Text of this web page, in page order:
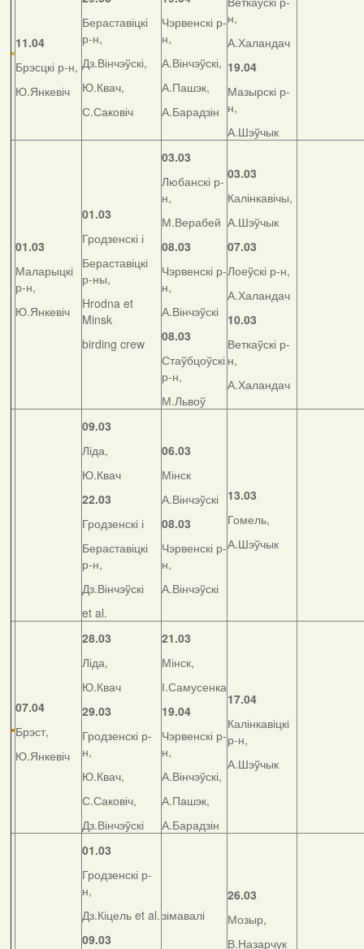
11.04
Брэсцкі р-н,
Ю.Янкевіч
Бераставіцкі
р-н,
Дз.Вінчэўскі,
Ю.Квач,
С.Саковіч
Чэрвенскі р-
н,
А.Вінчэўскі,
А.Пашэк,
А.Барадзін
н,
А.Халандач
19.04
Мазырскі р-
н,
А.Шэўчык
01.03
Маларыцкі
р-н,
Ю.Янкевіч
01.03
Гродзенскі і
Бераставіцкі
р-ны,
Hrodna et
Minsk
birding crew
03.03
Любанскі р-
н,
М.Верабей
08.03
Чэрвенскі р-
н,
А.Вінчэўскі
08.03
Стаўбцоўскі
р-н,
М.Львоў
03.03
Калінкавічы,
А.Шэўчык
07.03
Лоеўскі р-н,
А.Халандач
10.03
Веткаўскі р-
н,
А.Халандач
09.03
Ліда,
Ю.Квач
22.03
Гродзенскі і
Бераставіцкі
р-н,
Дз.Вінчэўскі
et al.
06.03
Мінск
А.Вінчэўскі
08.03
Чэрвенскі р-
н,
А.Вінчэўскі
13.03
Гомель,
А.Шэўчык
07.04
Брэст,
Ю.Янкевіч
28.03
Ліда,
Ю.Квач
29.03
Гродзенскі р-
н,
Ю.Квач,
С.Саковіч,
Дз.Вінчэўскі
21.03
Мінск,
І.Самусенка
19.04
Чэрвенскі р-
н,
А.Вінчэўскі,
А.Пашэк,
А.Барадзін
17.04
Калінкавіцкі
р-н,
А.Шэўчык
01.03
Гродзенскі р-
н,
Дз.Кіцель et al.
09.03
зімавалі
26.03
Мозыр,
В.Назарчук